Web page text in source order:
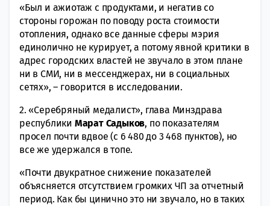
«Был и ажиотаж с продуктами, и негатив со
стороны горожан по поводу роста стоимости
отопления, однако все данные сферы мэрия
единолично не курирует, а потому явной критики в
адрес городских властей не звучало в этом плане
ни в СМИ, ни в мессенджерах, ни в социальных
сетях», – говорится в исследовании.
2. «Серебряный медалист», глава Минздрава
республики Марат Садыков, по показателям
просел почти вдвое (с 6 480 до 3 468 пунктов), но
все же удержался в топе.
«Почти двукратное снижение показателей
объясняется отсутствием громких ЧП за отчетный
период. Как бы цинично это ни звучало, но в таких